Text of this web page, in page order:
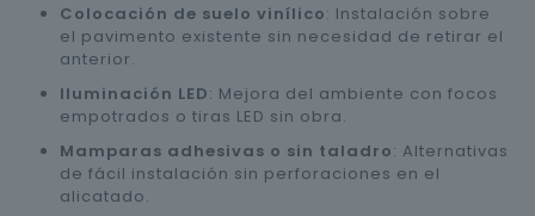
Colocación de suelo vinílico: Instalación sobre
el pavimento existente sin necesidad de retirar el
anterior.
Iluminación LED: Mejora del ambiente con focos
empotrados o tiras LED sin obra.
Mamparas adhesivas o sin taladro: Alternativas
de fácil instalación sin perforaciones en el
alicatado.